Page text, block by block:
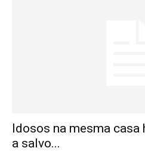
Idosos na mesma casa
a salvo...